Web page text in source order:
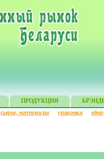
ПРОДУКЦИЯ
сырье, материалы
упаковка